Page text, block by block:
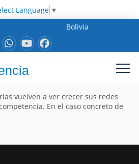
Language ▼
Bolivia
vuelven a ver crecer sus redes
En el caso concreto de